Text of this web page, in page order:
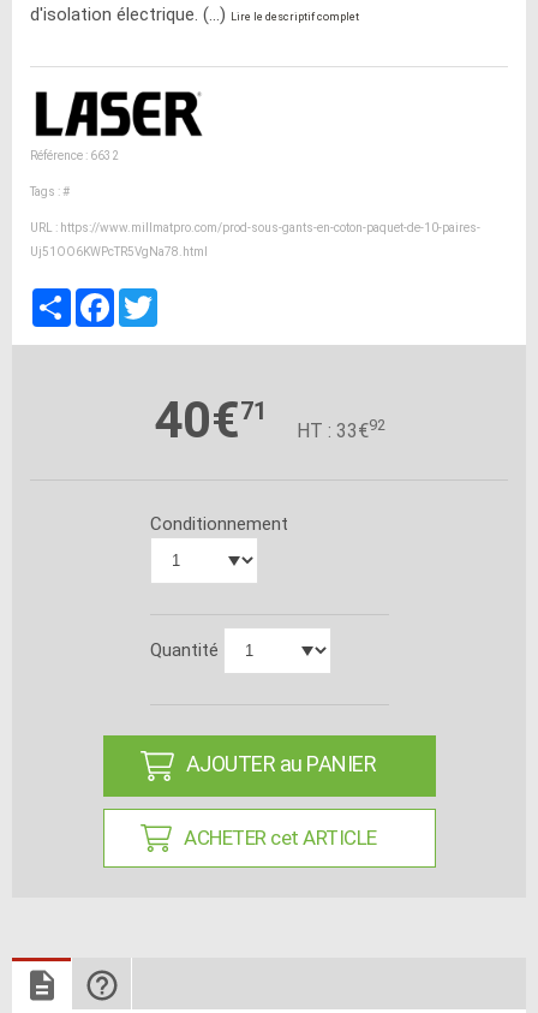
d'isolation électrique. (...)
Lire le descriptif complet
Référence : 6632
Tags :#
URL : https://www.millmatpro.com/prod-sous-gants-en-coton-paquet-de-10-paires-
Uj51OO6KWPcTR5VgNa78.html
PartagerFacebook
40€71
HT : 33€92
Conditionnement
Quantité
AJOUTER au PANIER
ACHETER cet ARTICLE